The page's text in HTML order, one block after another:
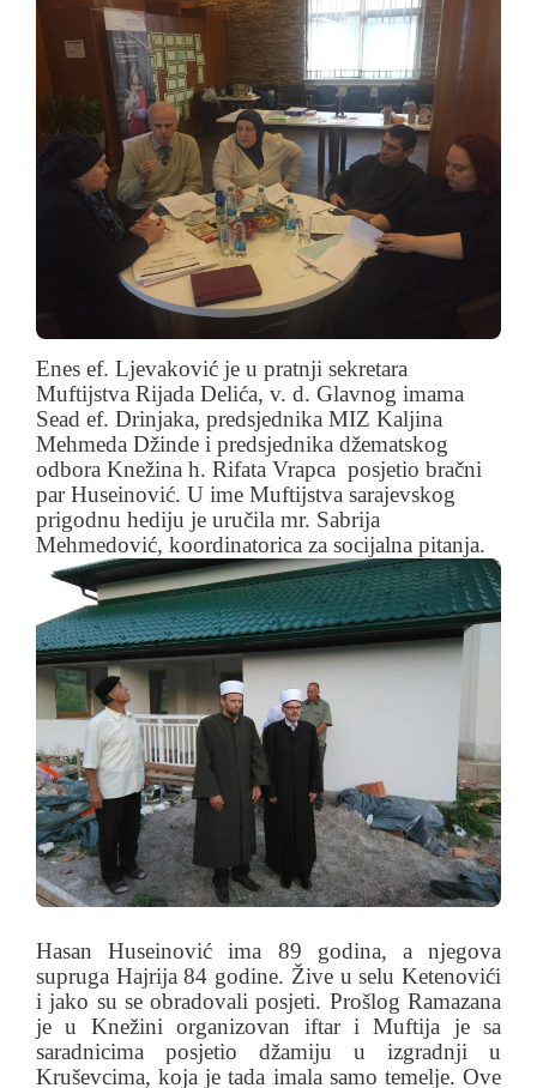
Enes ef. Ljevaković je u pratnji sekretara
Muftijstva Rijada Delića, v. d. Glavnog imama
Sead ef. Drinjaka, predsjednika MIZ Kaljina
Mehmeda Džinde i predsjednika džematskog
odbora Knežina h. Rifata Vrapca posjetio bračni
par Huseinović. U ime Muftijstva sarajevskog
prigodnu hediju je uručila mr. Sabrija
Mehmedović, koordinatorica za socijalna pitanja.
Hasan Huseinović ima 89 godina, a njegova
supruga Hajrija 84 godine. Žive u selu Ketenovići
i jako su se obradovali posjeti. Prošlog Ramazana
je u Knežini organizovan iftar i Muftija je sa
saradnicima posjetio džamiju u izgradnji u
Kruševcima, koja je tada imala samo temelje. Ove